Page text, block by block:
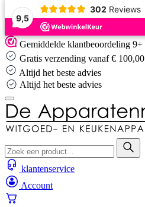
9,5
302 Reviews
Skip
to
content
Gemiddelde klantbeoordeling 9+
Gratis verzending vanaf € 100,00
Altijd het beste advies
Altijd het beste advies
klantenservice
Account